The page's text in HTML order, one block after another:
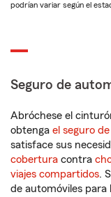
podrían variar según el
Seguro de
Abróchese el
obtenga el seguro
satisface sus
cobertura contra
viajes compartidos.
de automóviles para